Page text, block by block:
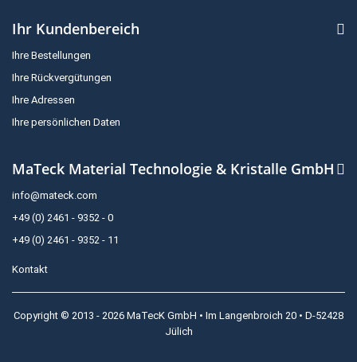
Ihr Kundenbereich
Ihre Bestellungen
Ihre Rückvergütungen
Ihre Adressen
Ihre persönlichen Daten
MaTeck Material Technologie & Kristalle GmbH
info@mateck.com
+49 (0) 2461 - 9352 - 0
+49 (0) 2461 - 9352 - 11
Kontakt
Copyright © 2013 - 2026 MaTecK GmbH • Im Langenbroich 20 • D-52428
Jülich